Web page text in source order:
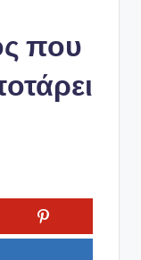
που